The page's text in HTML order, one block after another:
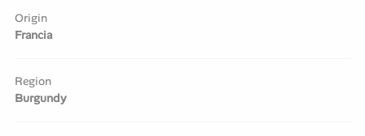
Origin
Francia
Region
Burgundy